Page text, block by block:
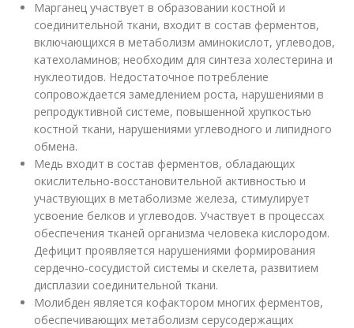
Марганец участвует в образовании костной и
соединительной ткани, входит в состав ферментов,
включающихся в метаболизм аминокислот, углеводов,
катехоламинов; необходим для синтеза холестерина и
нуклеотидов. Недостаточное потребление
сопровождается замедлением роста, нарушениями в
репродуктивной системе, повышенной хрупкостью
костной ткани, нарушениями углеводного и липидного
обмена.
Медь входит в состав ферментов, обладающих
окислительно-восстановительной активностью и
участвующих в метаболизме железа, стимулирует
усвоение белков и углеводов. Участвует в процессах
обеспечения тканей организма человека кислородом.
Дефицит проявляется нарушениями формирования
сердечно-сосудистой системы и скелета, развитием
дисплазии соединительной ткани.
Молибден является кофактором многих ферментов,
обеспечивающих метаболизм серусодержащих